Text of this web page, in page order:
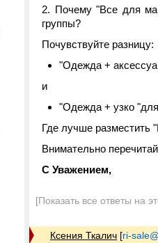
2. Почему "Все для
группы?
Почувствуйте разницу:
"Одежда +
и
"Одежда + узко
Где лучше разместить
Внимательно
С Уважением,
[Показать все ответы на
Ксения Ткалич [ri-